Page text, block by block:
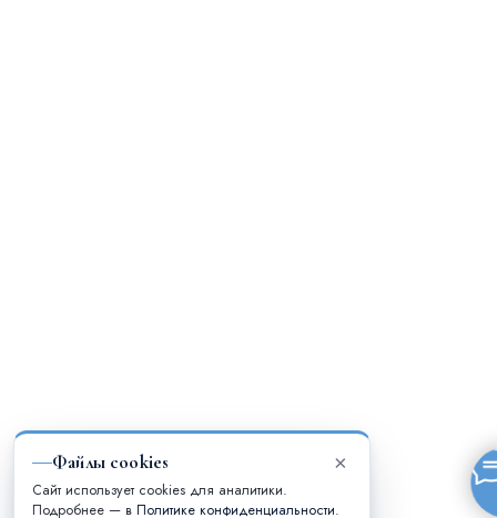
×
Файлы cookies
Сайт использует cookies для аналитики.
Подробнее — в Политике конфиденциальности.